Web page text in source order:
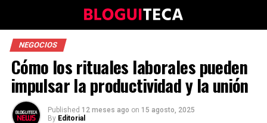
NEGOCIOS
Cómo los rituales laborales pueden
impulsar la productividad y la unión
Published 12 meses ago on 15 agosto, 2025
By Editorial